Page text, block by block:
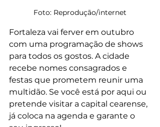
Foto: Reprodução/internet
Fortaleza vai ferver em outubro
com uma programação de shows
para todos os gostos. A cidade
recebe nomes consagrados e
festas que prometem reunir uma
multidão. Se você está por aqui ou
pretende visitar a capital cearense,
já coloca na agenda e garante o